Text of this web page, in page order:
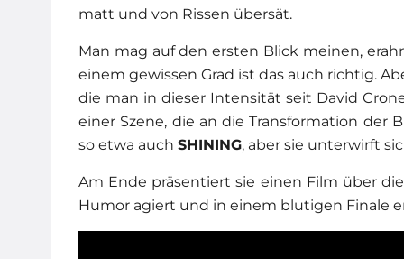
matt und von Rissen übersät.
Man mag auf den ersten Blick meinen,
einem gewissen Grad ist das auch richtig.
die man in dieser Intensität seit David
einer Szene, die an die Transformation der
so etwa auch SHINING, aber sie unterwirft
Am Ende präsentiert sie einen Film über
Humor agiert und in einem blutigen Finale